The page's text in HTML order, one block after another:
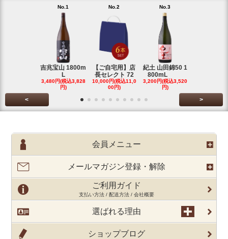
No.1
吉兆宝山 1800m
L
3,480円(税込3,828
円)
No.2
【ご自宅用】店
長セレクト 72
10,000円(税込11,0
00円)
No.3
紀土 山田錦50 1
800mL
3,200円(税込3,520
円)
< >
会員メニュー
メールマガジン登録・解除
ご利用ガイド
支払い方法 / 配送方法 / 会社概要
選ばれる理由
ショップブログ